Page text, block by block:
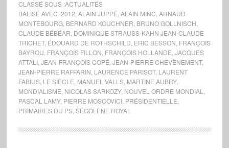
CLASSÉ SOUS :ACTUALITÉS
BALISÉ AVEC :2012 ALAIN JUPPÉ ALAIN MINC ARNAUD
MONTEBOURG, BERNARD KOUCHNER BRUNO GOLLNISCH
CLAUDE BÉBÉAR DOMINIQUE STRAUSS-KAHN JEAN-CLAUDE
TRICHET, ÉDOUARD DE ROTHSCHILD ERIC BESSON FRANÇOIS
BAYROU FRANÇOIS FILLON FRANÇOIS HOLLANDE JACQUES
ATTALI, JEAN-FRANÇOIS COPÉ JEAN-PIERRE CHEVÈNEMENT,
JEAN-PIERRE RAFFARIN LAURENCE PARISOT, LAURENT
FABIUS, LE SIÈCLE MANUEL VALLS, MARTINE AUBRY,
MONDIALISME NICOLAS SARKOZY, NOUVEL ORDRE MONDIAL
PASCAL LAMY, PIERRE MOSCOVICI, PRÉSIDENTIELLE
PRIMAIRES DU PS, SÉGOLÈNE ROYAL